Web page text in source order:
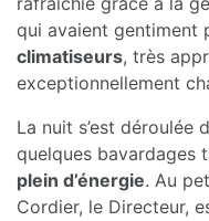
qui avaient gentiment
climatiseurs, très
exceptionnellement
La nuit s’est déroulée
quelques bavardages
plein d’énergie. Au
Cordier, le Directeur,